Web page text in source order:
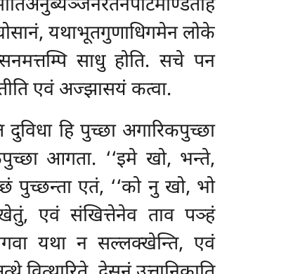
यथाभूतगुणाधिगमेन लोके
साधु होति. सचे पन
एवं अज्झासयं कत्वा.
दुविधा हि पुच्छा अगारिकपुच्छा
आगता. ‘‘इमे खो, भन्ते,
पुच्छन्ता एतं, ‘‘को नु खो, भो
एवंसंखित्तेनेव ताव पञ्हं
यथा न सल्लक्खेन्ति, एवं